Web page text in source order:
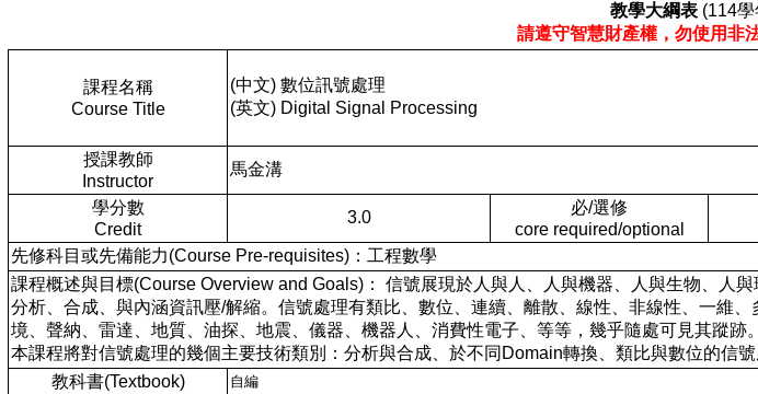
教學大綱表 (114
請遵守智慧財產權，勿使用非
課程名稱
Course Title
(中文) 數位訊號處理
(英文) Digital Signal Processing
授課教師
Instructor
馬金溝
學分數
Credit
3.0
必/選修
core required/optional
先修科目或先備能力(Course Pre-requisites)：工程數學
課程概述與目標(Course Overview and Goals)： 信號展現於人與人、人與機器、人與生物、人
分析、合成、與內涵資訊壓/解縮。信號處理有類比、數位、連續、離散、線性、非線性、一維
境、聲納、雷達、地質、油探、地震、儀器、機器人、消費性電子、等等，幾乎隨處可見其蹤跡。
本課程將對信號處理的幾個主要技術類別：分析與合成、於不同Domain轉換、類比與數位的信
教科書(Textbook)
自編